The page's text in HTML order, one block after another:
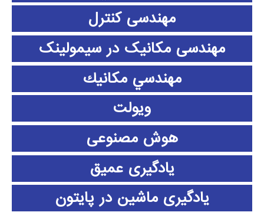
مهندسی کنترل
مهندسی مکانیک در سیمولینک
مهندسي مكانيك
ویولت
هوش مصنوعی
یادگیری عمیق
یادگیری ماشین در پایتون